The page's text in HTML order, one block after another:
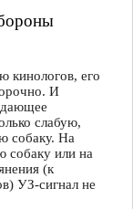
кинологов, его
И
слабую,
собаку. На
собаку или на
(к
УЗ-сигнал не